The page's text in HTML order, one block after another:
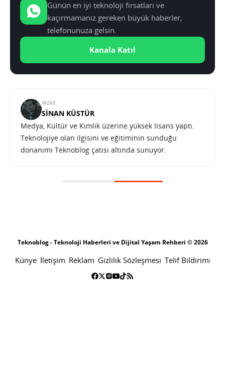
Günün en iyi teknoloji fırsatları ve
kaçırmamanız gereken büyük haberler,
telefonunuza gelsin.
Kanala Katıl
YAZAR:
SINAN KÜSTÜR
Medya, Kültür ve Kimlik üzerine yüksek lisans yaptı.
Teknolojiye olan ilgisini ve eğitiminin sunduğu
donanımı Teknoblog çatısı altında sunuyor.
zorlayacak
SINAN KÜSTÜR 4 MAYIS 2023 11:45 PAYLAŞ: